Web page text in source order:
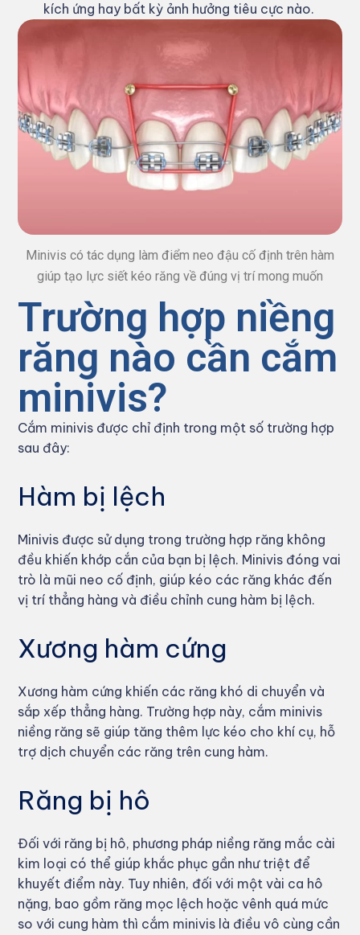
kích ứng hay bất kỳ ảnh hưởng tiêu cực nào.
Minivis có tác dụng làm điểm neo đậu cố định trên hàm
giúp tạo lực siết kéo răng về đúng vị trí mong muốn
Trường hợp niềng
răng nào cần cắm
minivis?
Cắm minivis được chỉ định trong một số trường hợp
sau đây:
Hàm bị lệch
Minivis được sử dụng trong trường hợp răng không
đều khiến khớp cắn của bạn bị lệch. Minivis đóng vai
trò là mũi neo cố định, giúp kéo các răng khác đến
vị trí thẳng hàng và điều chỉnh cung hàm bị lệch.
Xương hàm cứng
Xương hàm cứng khiến các răng khó di chuyển và
sắp xếp thẳng hàng. Trường hợp này, cắm minivis
niềng răng sẽ giúp tăng thêm lực kéo cho khí cụ, hỗ
trợ dịch chuyển các răng trên cung hàm.
Răng bị hô
Đối với răng bị hô, phương pháp niềng răng mắc cài
kim loại có thể giúp khắc phục gần như triệt để
khuyết điểm này. Tuy nhiên, đối với một vài ca hô
nặng, bao gồm răng mọc lệch hoặc vênh quá mức
so với cung hàm thì cắm minivis là điều vô cùng cần